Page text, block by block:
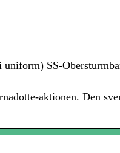
SS-
aktionen. Den